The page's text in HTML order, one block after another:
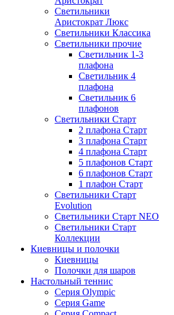
Светильники
Аристократ Люкс
Светильники Классика
Светильники прочие
Светильник 1-3
плафона
Светильник 4
плафона
Светильник 6
плафонов
Светильники Старт
2 плафона Старт
3 плафона Старт
4 плафона Старт
5 плафонов Старт
6 плафонов Старт
1 плафон Старт
Светильники Старт
Evolution
Светильники Старт NEO
Светильники Старт
Коллекции
Киевницы и полочки
Киевницы
Полочки для шаров
Настольный теннис
Серия Olympic
Серия Game